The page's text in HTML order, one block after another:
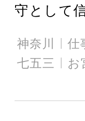
守として
神奈川 仕
七五三
お